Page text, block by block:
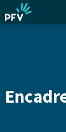
au
contenu